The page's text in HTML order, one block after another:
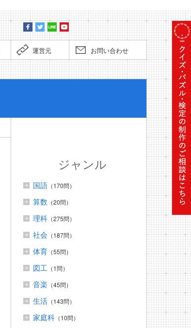
運営元 お問い合わせ
ぼくだ
ジャンル
国語 （170問）
算数 （20問）
理科 （275問）
社会 （187問）
体育 （55問）
図工 （1問）
音楽 （45問）
生活 （143問）
家庭科 （10問）